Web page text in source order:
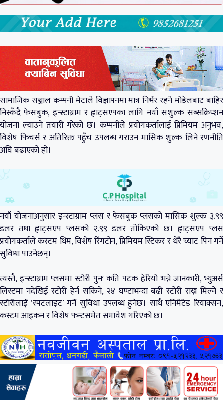
सामाजिक सञ्जाल कम्पनी मेटाले विज्ञापनमा मात्र निर्भर रहने मोडेलबाट बाहिर
निस्कँदै फेसबुक, इन्स्टाग्राम र ह्वाट्सएपका लागि नयाँ सशुल्क सब्सक्रिप्शन
योजना ल्याउने तयारी गरेको छ। कम्पनीले प्रयोगकर्तालाई प्रिमियम अनुभव,
विशेष फिचर्स र अतिरिक्त पहुँच उपलब्ध गराउन मासिक शुल्क लिने रणनीति
अघि बढाएको हो।
नयाँ योजनाअनुसार इन्स्टाग्राम प्लस र फेसबुक प्लसको मासिक शुल्क ३.९९
डलर तथा ह्वाट्सएप प्लसको २.९९ डलर तोकिएको छ। ह्वाट्सएप प्लस
प्रयोगकर्ताले कस्टम थिम, विशेष रिंगटोन, प्रिमियम स्टिकर र धेरै च्याट पिन गर्ने
सुविधा पाउनेछन्।
त्यस्तै, इन्स्टाग्राम प्लसमा स्टोरी पुनः कति पटक हेरियो भन्ने जानकारी, भ्युअर्स
लिस्टमा नदेखिई स्टोरी हेर्न सकिने, २४ घण्टाभन्दा बढी स्टोरी राख्न मिल्ने र
स्टोरीलाई ‘स्पटलाइट’ गर्ने सुविधा उपलब्ध हुनेछ। साथै एनिमेटेड रियाक्सन,
कस्टम आइकन र विशेष फन्टसमेत समावेश गरिएको छ।